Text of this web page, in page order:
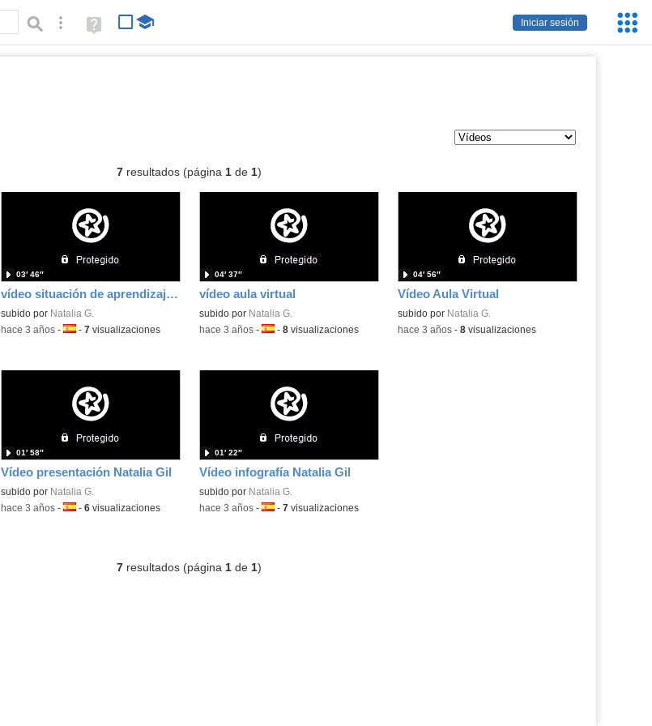
Iniciar sesión
Búsqueda avanzada
Ayuda
(en
7resultados (página 1de 1)
vídeo situación de aprendizaje B
subido por Natalia G.
03′ 46″
-hace 3 años- Idioma:
- 7visualizaciones
vídeo aula virtual
subido por Natalia G.
04′ 37″
-hace 3 años- Idioma:
- 8visualizaciones
Vídeo Aula Virtual
subido por Natalia G.
04′ 56″
-hace 3 años- 8visualizaciones
Vídeo presentación Natalia Gil
subido por Natalia G.
01′ 58″
-hace 3 años- Idioma:
- 6visualizaciones
Vídeo infografía Natalia Gil
subido por Natalia G.
01′ 22″
-hace 3 años- Idioma:
- 7visualizaciones
7resultados (página 1de 1)